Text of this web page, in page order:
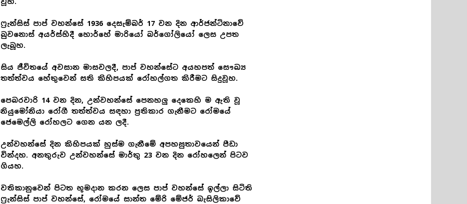
ෆ්‍රැන්සිස් පාප් වහන්සේ 1936 දෙසැම්බර් 17 වන දින ආර්ජන්ටිනාවේ
බුවනොස් අයර්ස්හිදී හොර්හේ මාරියෝ බර්ගෝලියෝ ලෙස උපත
ලැබූහ.
සිය ජීවිතයේ අවසාන මාසවලදී, පාප් වහන්සේට අයහපත් සෞඛ්‍ය
තත්ත්වය හේතුවෙන් සති කිහිපයක් රෝහල්ගත කිරීමට සිදුවූහ.
පෙබරවාරි 14 වන දින, උන්වහන්සේ පෙනහලු දෙකෙහි ම ඇති වූ
නියුමෝනියා රෝගී තත්ත්වය සඳහා ප්‍රතිකාර ගැනීමට රෝමයේ
ජෙමෙල්ලි රෝහලට ගෙන යන ලදී.
උන්වහන්සේ දින කිහිපයක් හුස්ම ගැනීමේ අපහසුතාවයෙන් පීඩා
වින්දහ. අනතුරුව උන්වහන්සේ මාර්තු 23 වන දින රෝහලෙන් පිටව
ගියහ.
වතිකානුවෙන් පිටත භූමදාන කරන ලෙස පාප් වහන්සේ ඉල්ලා සිටිති
ෆ්‍රැන්සිස් පාප් වහන්සේ, රෝමයේ සාන්ත මේරි මේජර් බැසිලිකාවේ